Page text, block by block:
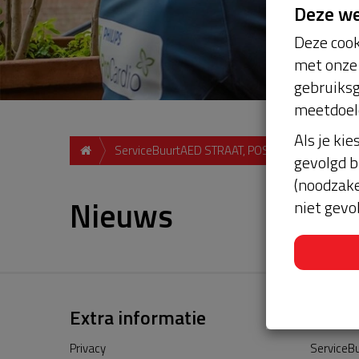
ServiceBuurtAED STRAAT, POSTCODE, PLAATS
Nieuws
Extra informatie
Privacy
Deze
Deze
met
Als je
gevolgd
niet